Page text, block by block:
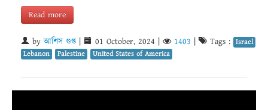
Read more
byআশিস গুপ্ত | 01 October, 2024 | 1403 | Tags : Israel
Lebanon
Palestine United States of America